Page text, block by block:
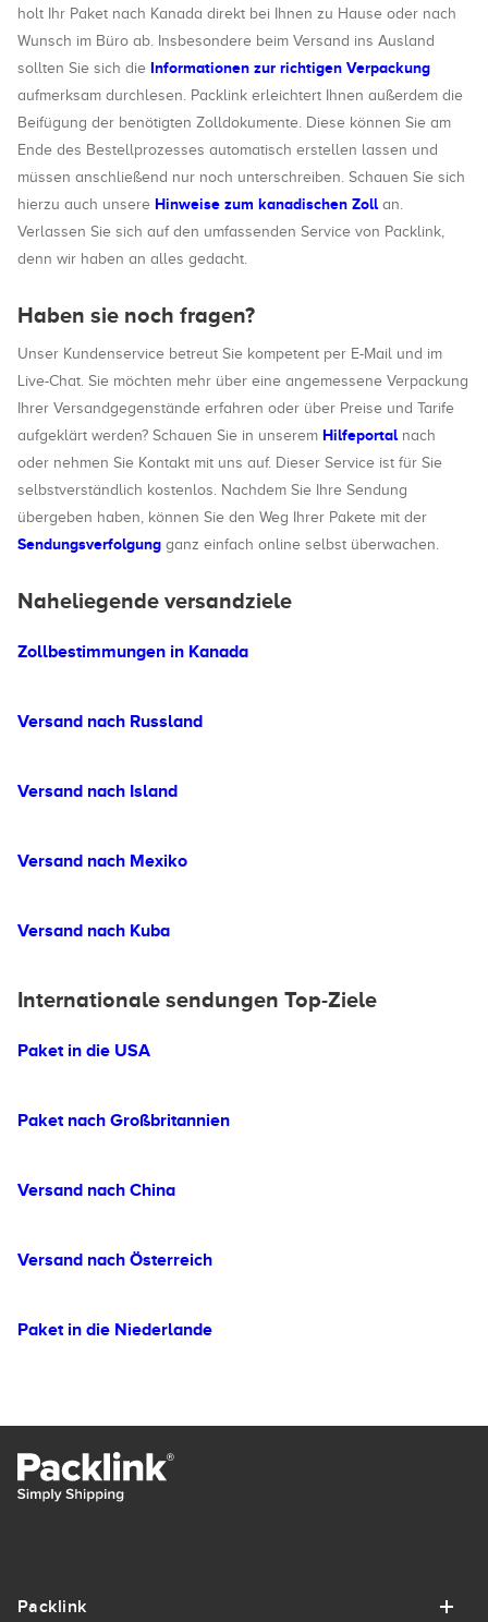
holt Ihr Paket nach Kanada direkt bei Ihnen zu Hause oder nach
Wunsch im Büro ab. Insbesondere beim Versand ins Ausland
sollten Sie sich die Informationen zur richtigen Verpackung
aufmerksam durchlesen. Packlink erleichtert Ihnen außerdem die
Beifügung der benötigten Zolldokumente. Diese können Sie am
Ende des Bestellprozesses automatisch erstellen lassen und
müssen anschließend nur noch unterschreiben. Schauen Sie sich
hierzu auch unsere Hinweise zum kanadischen Zollan.
Verlassen Sie sich auf den umfassenden Service von Packlink,
denn wir haben an alles gedacht.
Haben sie noch fragen?
Unser Kundenservice betreut Sie kompetent per E-Mail und im
Live-Chat. Sie möchten mehr über eine angemessene Verpackung
Ihrer Versandgegenstände erfahren oder über Preise und Tarife
aufgeklärt werden? Schauen Sie in unserem Hilfeportalnach
oder nehmen Sie Kontakt mit uns auf. Dieser Service ist für Sie
selbstverständlich kostenlos. Nachdem Sie Ihre Sendung
übergeben haben, können Sie den Weg Ihrer Pakete mit der
Sendungsverfolgung ganz einfach online selbst überwachen.
Naheliegende versandziele
Zollbestimmungen in Kanada
Versand nach Russland
Versand nach Island
Versand nach Mexiko
Versand nach Kuba
Internationale sendungen Top-Ziele
Paket in die USA
Paket nach Großbritannien
Versand nach China
Versand nach Österreich
Paket in die Niederlande
Packlink